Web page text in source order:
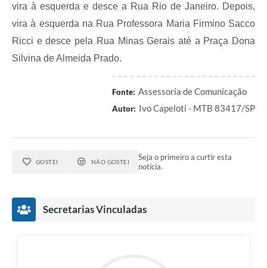
vira à esquerda e desce a Rua Rio de Janeiro. Depois,
vira à esquerda na Rua Professora Maria Firmino Sacco
Ricci e desce pela Rua Minas Gerais até a Praça Dona
Silvina de Almeida Prado.
Fonte: Assessoria de Comunicação
Autor: Ivo Capeloti - MTB 83417/SP
GOSTEI NÃO GOSTEI
Seja o primeiro a curtir esta
notícia.
Secretarias Vinculadas